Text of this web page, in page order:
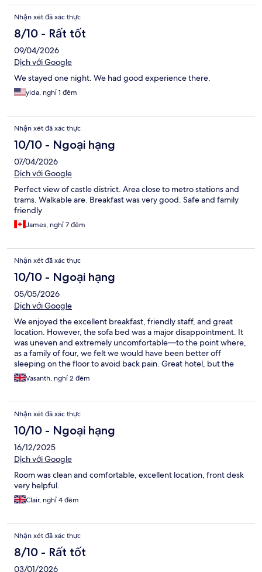
Nhận xét đã xác thực
8/10 - Rất tốt
09/04/2026
Dịch với Google
We stayed one night. We had good experience there.
yida, nghỉ 1 đêm
Nhận xét đã xác thực
10/10 - Ngoại hạng
07/04/2026
Dịch với Google
Perfect view of castle district. Area close to metro stations and
trams. Walkable are. Breakfast was very good. Safe and family
friendly
James, nghỉ 7 đêm
Nhận xét đã xác thực
10/10 - Ngoại hạng
05/05/2026
Dịch với Google
We enjoyed the excellent breakfast, friendly staff, and great
location. However, the sofa bed was a major disappointment. It
was uneven and extremely uncomfortable—to the point where,
as a family of four, we felt we would have been better off
sleeping on the floor to avoid back pain. Great hotel, but the
pull-out beds definitely need an upgrade.
Vasanth, nghỉ 2 đêm
Nhận xét đã xác thực
10/10 - Ngoại hạng
16/12/2025
Dịch với Google
Room was clean and comfortable, excellent location, front desk
very helpful.
Clair, nghỉ 4 đêm
Nhận xét đã xác thực
8/10 - Rất tốt
03/01/2026